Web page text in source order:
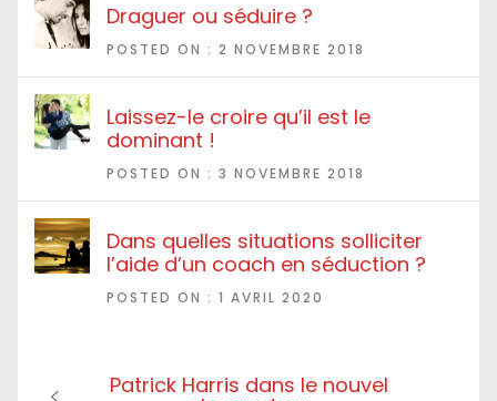
Draguer ou séduire ?
POSTED ON : 2 NOVEMBRE 2018
Laissez-le croire qu’il est le
dominant !
POSTED ON : 3 NOVEMBRE 2018
Dans quelles situations solliciter
l’aide d’un coach en séduction ?
POSTED ON : 1 AVRIL 2020
NavigationPrevious
Patrick Harris dans le nouvel